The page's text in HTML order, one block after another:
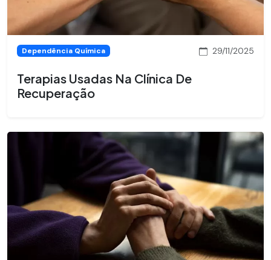
Dependência Química 29/11/2025
Terapias Usadas Na Clínica De
Recuperação